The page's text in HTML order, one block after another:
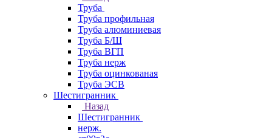
Труба
Труба профильная
Труба алюминиевая
Труба Б/Ш
Труба ВГП
Труба нерж
Труба оцинкованая
Труба ЭСВ
Шестигранник
Назад
Шестигранник
нерж.